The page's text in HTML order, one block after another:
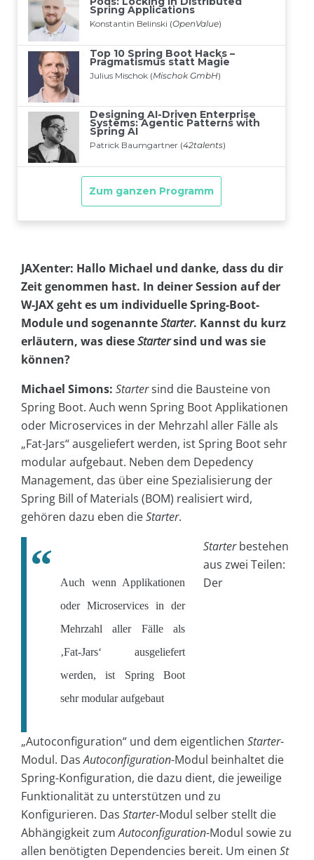
JAXenter: Hallo Michael und danke, dass du dir
Zeit genommen hast. In deiner Session auf der
W-JAX geht es um individuelle Spring-Boot-
Module und sogenannteStarter. Kannst du kurz
erläutern, was dieseStartersind und was sie
können?
Michael Simons: Startersind die Bausteine von
Spring Boot. Auch wenn Spring Boot Applikationen
oder Microservices in der Mehrzahl aller Fälle als
„Fat-Jars“ ausgeliefert werden, ist Spring Boot sehr
modular aufgebaut. Neben dem Depedency
Management, das über eine Spezialisierung der
Spring Bill of Materials (BOM) realisiert wird,
gehören dazu eben dieStarter.
Auch wenn Applikationen
oder Microservices in der
Mehrzahl aller Fälle als
‚Fat-Jars‘ ausgeliefert
werden, ist Spring Boot
sehr modular aufgebaut
Starterbestehen
aus zwei Teilen:
Der
„Autoconfiguration“ und dem eigentlichen Starter-
Modul. DasAutoconfiguration-Modul beinhaltet die
Spring-Konfiguration, die dazu dient, die jeweilige
Funktionalität zu unterstützen und zu
Konfigurieren. Das Starter-Modul selber stellt die
Abhängigkeit zumAutoconfiguration-Modul sowie zu
allen benötigten Dependencies bereit. Um einen St